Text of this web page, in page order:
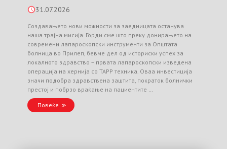
31.07.2026
Создавањето нови можности за заедницата останува
наша трајна мисија. Горди сме што преку донирањето на
современи лапароскопски инструменти за Општата
болница во Прилеп, бевме дел од историски успех за
локалното здравство – првата лапароскопски изведена
операција на хернија со TAPP техника. Оваа инвестиција
значи подобра здравствена заштита, пократок болнички
престој и побрзо враќање на пациентите …
Повеќе